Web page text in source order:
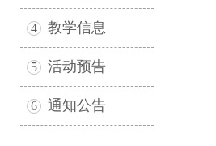
4 教学信息
5 活动预告
6 通知公告